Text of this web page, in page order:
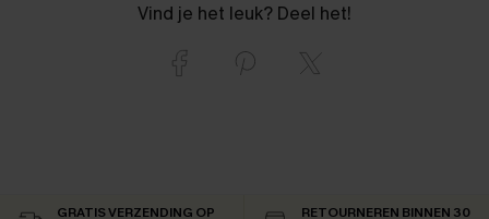
Vind je het leuk? Deel het!
GRATIS VERZENDING OP
RETOURNEREN BINNEN 30